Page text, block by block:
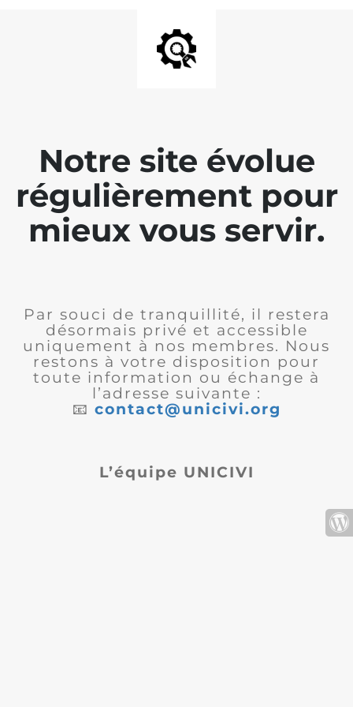
Notre site évolue
régulièrement pour
mieux vous servir.
Par souci de tranquillité, il restera
désormais privé et accessible
uniquement à nos membres. Nous
restons à votre disposition pour
toute information ou échange à
l’adresse suivante :
📧 contact@unicivi.org
L’équipe UNICIVI